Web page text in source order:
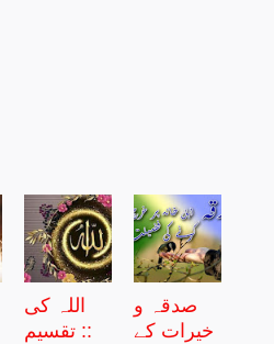
اللہ کی
تقسیم ::
صدقہ و
خیرات کے